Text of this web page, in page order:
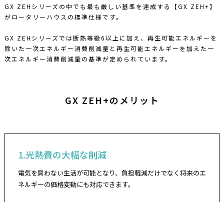
GX ZEHシリーズの中でも最も厳しい基準を達成する【GX ZEH+】
がロータリーハウスの標準仕様です。
GX ZEHシリーズでは断熱等級6以上に加え、再生可能エネルギーを
除いた一次エネルギー消費削減量と再生可能エネルギーを加えた一
次エネルギー消費削減量の基準が定められています。
GX ZEH+のメリット
1.光熱費の大幅な削減
電気を買わない生活が可能となり、負担軽減だけでなく将来のエ
ネルギーの価格変動にも対応できます。